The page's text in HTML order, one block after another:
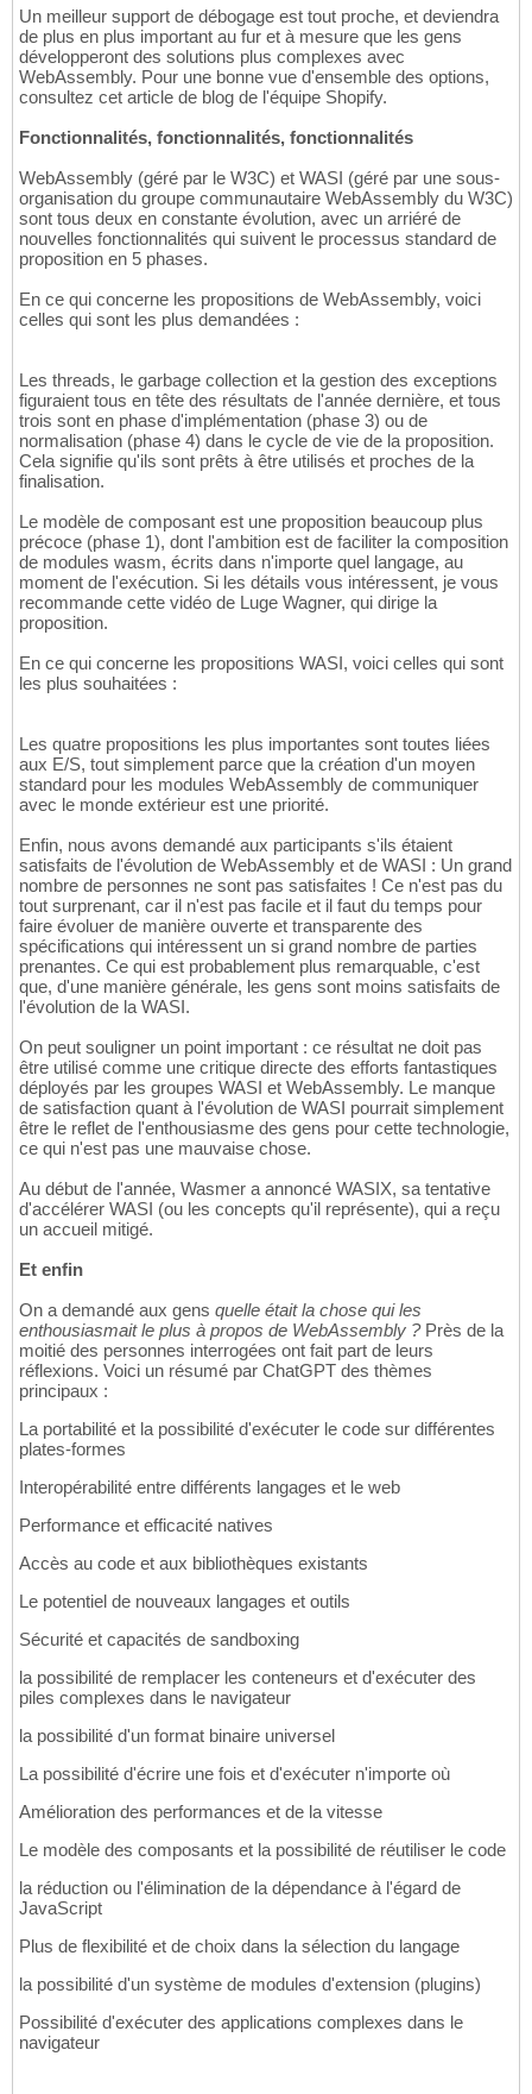
Un meilleur support de débogage est tout proche, et deviendra
de plus en plus important au fur et à mesure que les gens
développeront des solutions plus complexes avec
WebAssembly. Pour une bonne vue d'ensemble des options,
consultez cet article de blog de l'équipe Shopify.
Fonctionnalités, fonctionnalités, fonctionnalités
WebAssembly (géré par le W3C) et WASI (géré par une sous-
organisation du groupe communautaire WebAssembly du W3C)
sont tous deux en constante évolution, avec un arriéré de
nouvelles fonctionnalités qui suivent le processus standard de
proposition en 5 phases.
En ce qui concerne les propositions de WebAssembly, voici
celles qui sont les plus demandées :
Les threads, le garbage collection et la gestion des exceptions
figuraient tous en tête des résultats de l'année dernière, et tous
trois sont en phase d'implémentation (phase 3) ou de
normalisation (phase 4) dans le cycle de vie de la proposition.
Cela signifie qu'ils sont prêts à être utilisés et proches de la
finalisation.
Le modèle de composant est une proposition beaucoup plus
précoce (phase 1), dont l'ambition est de faciliter la composition
de modules wasm, écrits dans n'importe quel langage, au
moment de l'exécution. Si les détails vous intéressent, je vous
recommande cette vidéo de Luge Wagner, qui dirige la
proposition.
En ce qui concerne les propositions WASI, voici celles qui sont
les plus souhaitées :
Les quatre propositions les plus importantes sont toutes liées
aux E/S, tout simplement parce que la création d'un moyen
standard pour les modules WebAssembly de communiquer
avec le monde extérieur est une priorité.
Enfin, nous avons demandé aux participants s'ils étaient
satisfaits de l'évolution de WebAssembly et de WASI : Un grand
nombre de personnes ne sont pas satisfaites ! Ce n'est pas du
tout surprenant, car il n'est pas facile et il faut du temps pour
faire évoluer de manière ouverte et transparente des
spécifications qui intéressent un si grand nombre de parties
prenantes. Ce qui est probablement plus remarquable, c'est
que, d'une manière générale, les gens sont moins satisfaits de
l'évolution de la WASI.
On peut souligner un point important : ce résultat ne doit pas
être utilisé comme une critique directe des efforts fantastiques
déployés par les groupes WASI et WebAssembly. Le manque
de satisfaction quant à l'évolution de WASI pourrait simplement
être le reflet de l'enthousiasme des gens pour cette technologie,
ce qui n'est pas une mauvaise chose.
Au début de l'année, Wasmer a annoncé WASIX, sa tentative
d'accélérer WASI (ou les concepts qu'il représente), qui a reçu
un accueil mitigé.
Et enfin
On a demandé aux gens quelle était la chose qui les
enthousiasmait le plus à propos de WebAssembly ?Près de la
moitié des personnes interrogées ont fait part de leurs
réflexions. Voici un résumé par ChatGPT des thèmes
principaux :
La portabilité et la possibilité d'exécuter le code sur différentes
plates-formes
Interopérabilité entre différents langages et le web
Performance et efficacité natives
Accès au code et aux bibliothèques existants
Le potentiel de nouveaux langages et outils
Sécurité et capacités de sandboxing
la possibilité de remplacer les conteneurs et d'exécuter des
piles complexes dans le navigateur
la possibilité d'un format binaire universel
La possibilité d'écrire une fois et d'exécuter n'importe où
Amélioration des performances et de la vitesse
Le modèle des composants et la possibilité de réutiliser le code
la réduction ou l'élimination de la dépendance à l'égard de
JavaScript
Plus de flexibilité et de choix dans la sélection du langage
la possibilité d'un système de modules d'extension (plugins)
Possibilité d'exécuter des applications complexes dans le
navigateur